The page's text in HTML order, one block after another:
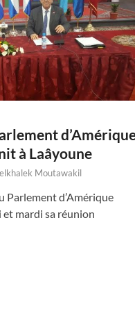
à Laâyoune
Moutawakil
Parlement d’Amérique
mardi sa réunion